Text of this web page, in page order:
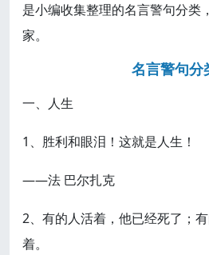
是小编收集整理的名言警句分类
家。
名言警句分
一、人生
1、胜利和眼泪！这就是人生！
——法 巴尔扎克
2、有的人活着，他已经死了；
着。